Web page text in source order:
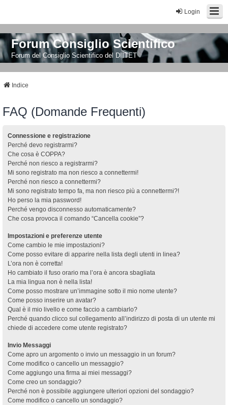
Login
Forum Consiglio Scientifico
Forum del Consiglio Scientifico del DIITET
Indice
FAQ (Domande Frequenti)
Connessione e registrazione
Perché devo registrarmi?
Che cosa è COPPA?
Perché non riesco a registrarmi?
Mi sono registrato ma non riesco a connettermi!
Perché non riesco a connettermi?
Mi sono registrato tempo fa, ma non riesco più a connettermi?!
Ho perso la mia password!
Perché vengo disconnesso automaticamente?
Che cosa provoca il comando “Cancella cookie”?
Impostazioni e preferenze utente
Come cambio le mie impostazioni?
Come posso evitare di apparire nella lista degli utenti in linea?
L’ora non è corretta!
Ho cambiato il fuso orario ma l’ora è ancora sbagliata
La mia lingua non è nella lista!
Come posso mostrare un’immagine sotto il mio nome utente?
Come posso inserire un avatar?
Qual è il mio livello e come faccio a cambiarlo?
Perché quando clicco sul collegamento all’indirizzo di posta di un utente mi
chiede di accedere come utente registrato?
Invio Messaggi
Come apro un argomento o invio un messaggio in un forum?
Come modifico o cancello un messaggio?
Come aggiungo una firma ai miei messaggi?
Come creo un sondaggio?
Perché non è possibile aggiungere ulteriori opzioni del sondaggio?
Come modifico o cancello un sondaggio?